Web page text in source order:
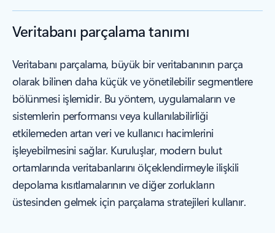
Veritabanı parçalama tanımı
Veritabanı parçalama, büyük bir veritabanının parça
olarak bilinen daha küçük ve yönetilebilir segmentlere
bölünmesi işlemidir. Bu yöntem, uygulamaların ve
sistemlerin performansı veya kullanılabilirliği
etkilemeden artan veri ve kullanıcı hacimlerini
işleyebilmesini sağlar. Kuruluşlar, modern bulut
ortamlarında veritabanlarını ölçeklendirmeyle ilişkili
depolama kısıtlamalarının ve diğer zorlukların
üstesinden gelmek için parçalama stratejileri kullanır.